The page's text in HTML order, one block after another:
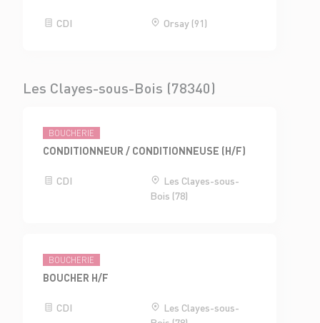
CDI Orsay (91)
Les Clayes-sous-Bois (78340)
BOUCHERIE
CONDITIONNEUR / CONDITIONNEUSE (H/F)
CDI
Les Clayes-sous-
Bois (78)
BOUCHERIE
BOUCHER H/F
CDI
Les Clayes-sous-